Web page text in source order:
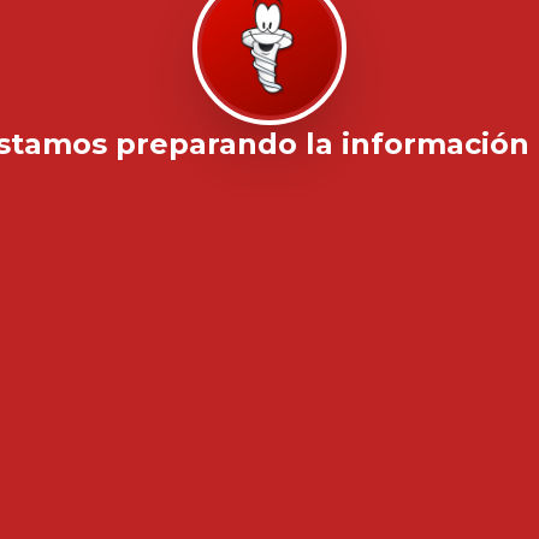
preparando la información